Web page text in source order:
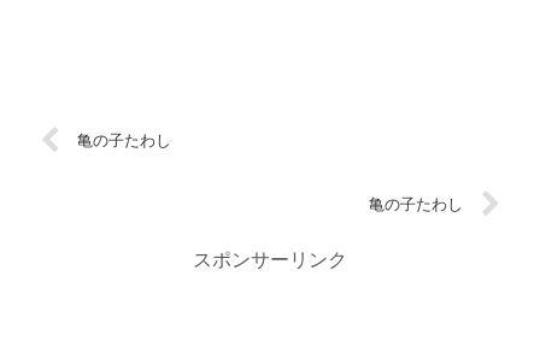
亀の子たわし
亀の子たわし
スポンサーリンク